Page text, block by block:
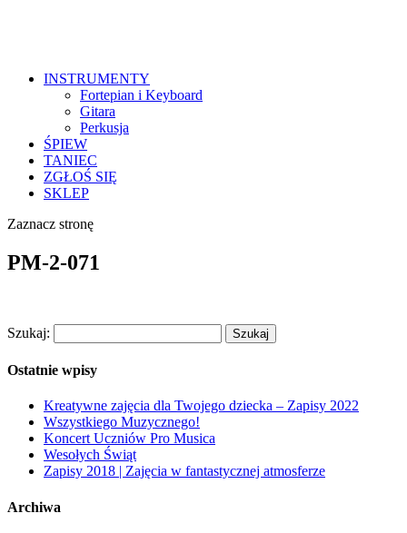
INSTRUMENTY
Fortepian i Keyboard
Gitara
Perkusja
ŚPIEW
TANIEC
ZGŁOŚ SIĘ
SKLEP
Zaznacz stronę
PM-2-071
Szukaj:
Ostatnie wpisy
Kreatywne zajęcia dla Twojego dziecka – Zapisy 2022
Wszystkiego Muzycznego!
Koncert Uczniów Pro Musica
Wesołych Świąt
Zapisy 2018 | Zajęcia w fantastycznej atmosferze
Archiwa